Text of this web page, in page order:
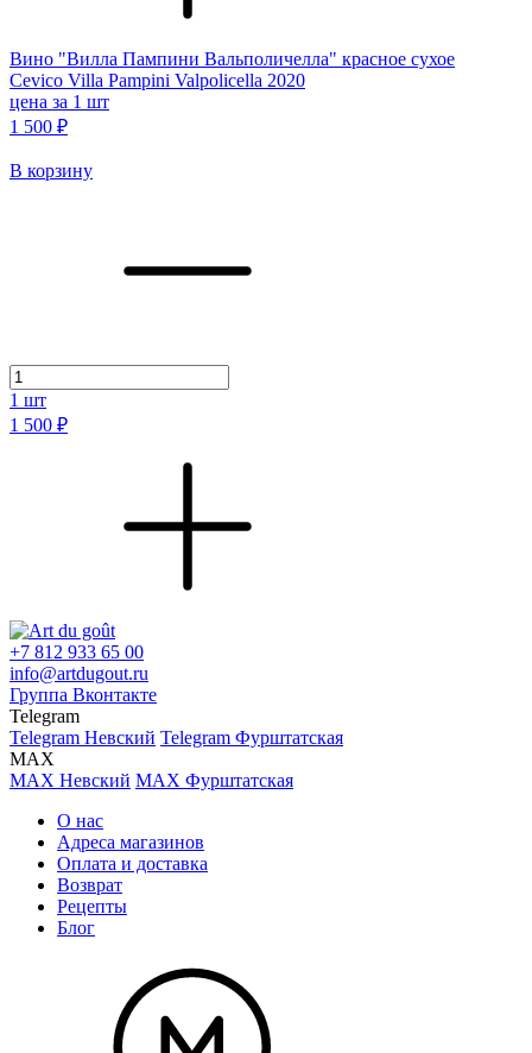
Вино "Вилла Пампини Вальполичелла" красное сухое
Cevico Villa Pampini Valpolicella 2020
цена за 1 шт
1 500 ₽
В корзину
1 шт
1 500 ₽
+7 812 933 65 00
info@artdugout.ru
Группа Вконтакте
Telegram
Telegram Невский Telegram Фурштатская
MAX
MAX Невский MAX Фурштатская
О нас
Адреса магазинов
Оплата и доставка
Возврат
Рецепты
Блог